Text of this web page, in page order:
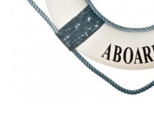
Barci, vapoare, ambarcatiuni
Decoratiuni care se agata